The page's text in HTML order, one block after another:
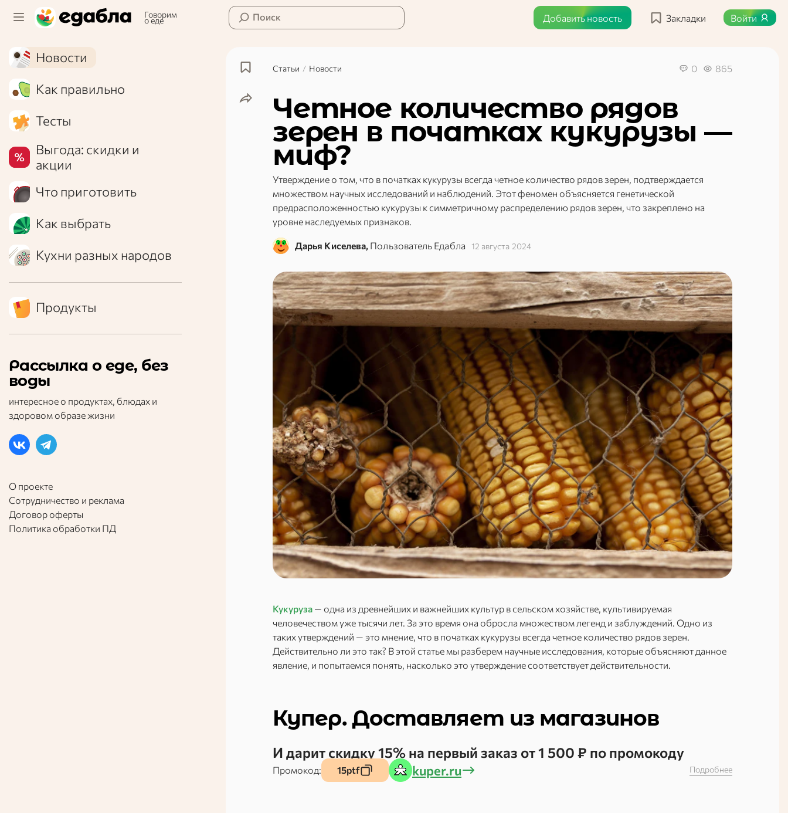
Говорим
о еде Поиск Добавить новость Закладки Войти
Новости
Как правильно
Тесты
Выгода: скидки и
акции
Что приготовить
Как выбрать
Кухни разных народов
Продукты
Рассылка о еде, без
воды
интересное о продуктах, блюдах и
здоровом образе жизни
О проекте
Сотрудничество и реклама
Договор оферты
Политика обработки ПД
Статьи / Новости 0 865
Четное количество рядов
зерен в початках кукурузы —
миф?
Утверждение о том, что в початках кукурузы всегда четное количество рядов зерен, подтверждается
множеством научных исследований и наблюдений. Этот феномен объясняется генетической
предрасположенностью кукурузы к симметричному распределению рядов зерен, что закреплено на
уровне наследуемых признаков.
Дарья Киселева, Пользователь Едабла 12 августа 2024
Кукуруза — одна из древнейших и важнейших культур в сельском хозяйстве, культивируемая
человечеством уже тысячи лет. За это время она обросла множеством легенд и заблуждений. Одно из
таких утверждений — это мнение, что в початках кукурузы всегда четное количество рядов зерен.
Действительно ли это так? В этой статье мы разберем научные исследования, которые объясняют данное
явление, и попытаемся понять, насколько это утверждение соответствует действительности.
Купер. Доставляет из магазинов
И дарит скидку 15% на первый заказ от 1 500 ₽ по промокоду
Промокод: 15ptf kuper.ru Подробнее